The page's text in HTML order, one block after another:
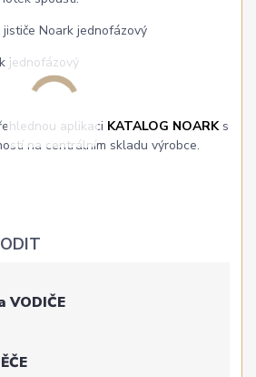
jističe Noark jednofázový
aplikaci KATALOG NOARKs
na centrálním skladu výrobce.
VODIČE